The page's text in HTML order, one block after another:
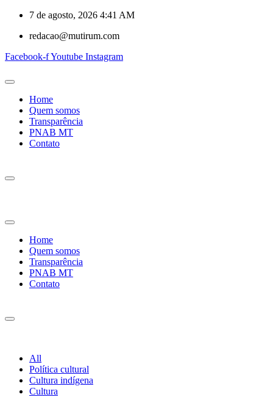
7 de agosto, 2026 4:41 AM
redacao@mutirum.com
Facebook-fYoutube Instagram
Home
Quem somos
Transparência
PNAB MT
Contato
Home
Quem somos
Transparência
PNAB MT
Contato
All
Política cultural
Cultura indígena
Cultura